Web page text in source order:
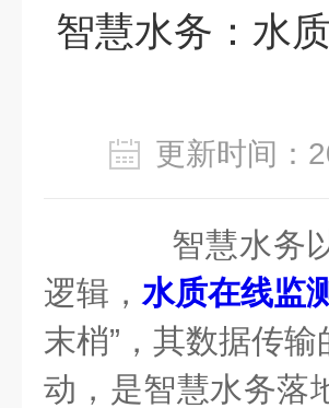
智慧水务：水
更新时间
智慧水务以
逻辑， 水质在线监
末梢”，其数据传
动，是智慧水务落